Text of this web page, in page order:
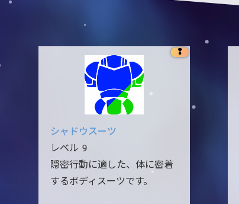
❢
シャドウスーツ
レベル9
隠密行動に適した、体に密着
するボディスーツです。